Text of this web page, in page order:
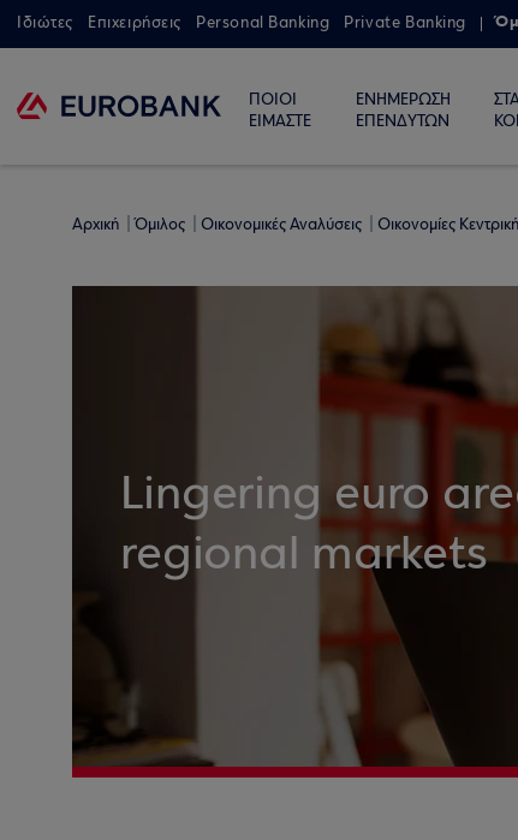
Ιδιώτες Επιχειρήσεις Personal Banking Private Banking
ΠΟΙΟΙ
ΕΙΜΑΣΤΕ
ΕΝΗΜΕΡΩΣΗ
ΕΠΕΝΔΥΤΩΝ
Αρχική Όμιλος Οικονομικές Αναλύσεις Οικονομίες
Lingering euro
regional markets